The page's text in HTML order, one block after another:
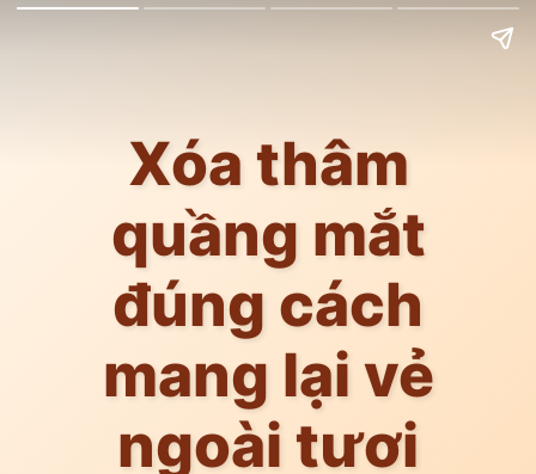
Xóa thâm
quầng mắt
đúng cách
mang lại vẻ
ngoài tươi